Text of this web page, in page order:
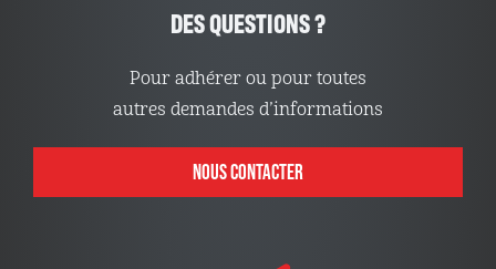
DES QUESTIONS ?
Pour adhérer ou pour toutes
autres demandes d’informations
NOUS CONTACTER